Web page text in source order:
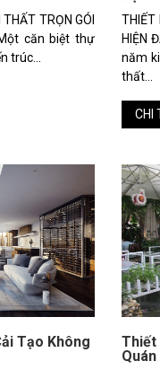
TRỌN GÓI
căn biệt thự
trúc...
THIẾT
HIỆN
năm
thất...
CHI
Tạo Không
Thiết